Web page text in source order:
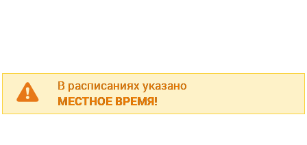
В расписаниях указано
МЕСТНОЕ ВРЕМЯ!